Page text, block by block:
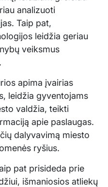
analizuoti
Taip pat,
leidžia geriau
veiksmus
apima įvairias
leidžia gyventojams
valdžia, teikti
apie paslaugas.
dalyvavimą miesto
ryšius.
pat prisideda prie
išmaniosios atliekų